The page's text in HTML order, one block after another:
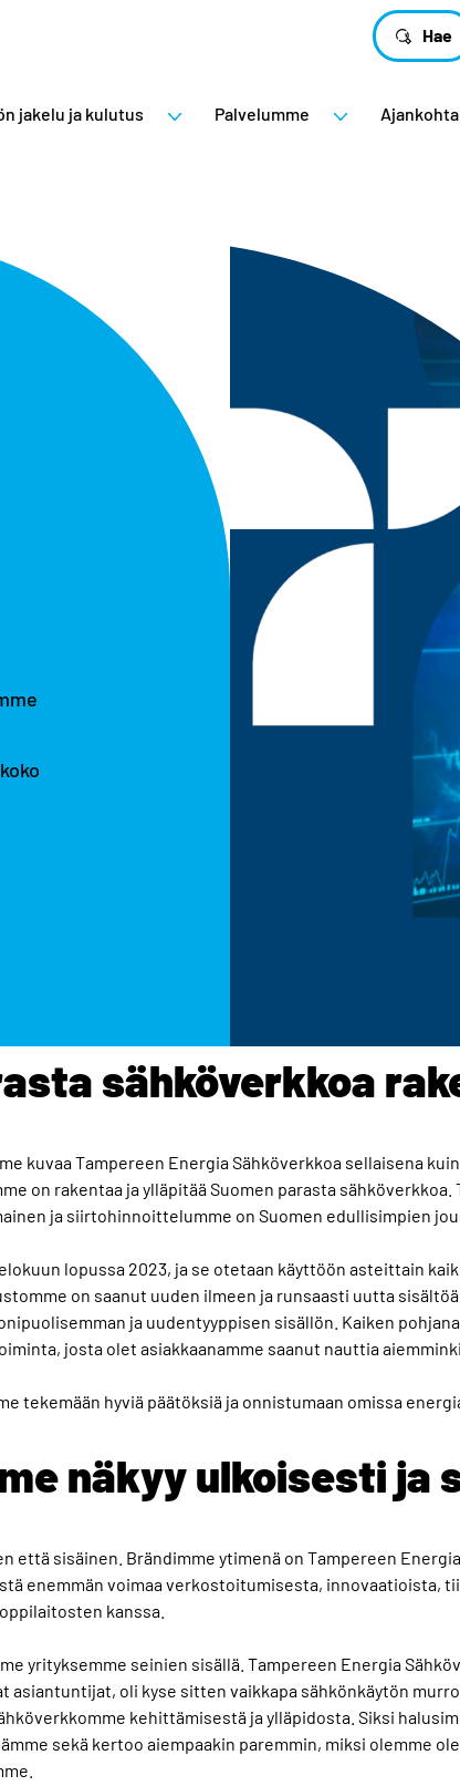
Hae
jakelu ja kulutus Palvelumme
sähköverkkoa
kuvaa Tampereen Energia Sähköverkkoa sellaisena
on rakentaa ja ylläpitää Suomen parasta
ja siirtohinnoittelumme on Suomen edullisimpien
lopussa 2023, ja se otetaan käyttöön asteittain
on saanut uuden ilmeen ja runsaasti uutta
ja uudentyyppisen sisällön. Kaiken
josta olet asiakkaanamme saanut nauttia
tekemään hyviä päätöksiä ja onnistumaan omissa
näkyy ulkoisesti ja
että sisäinen. Brändimme ytimenä on Tampereen
enemmän voimaa verkostoitumisesta, innovaatioista,
kanssa.
yrityksemme seinien sisällä. Tampereen Energia
asiantuntijat, oli kyse sitten vaikkapa sähkönkäytön
kehittämisestä ja ylläpidosta. Siksi
sekä kertoo aiempaakin paremmin, miksi olemme